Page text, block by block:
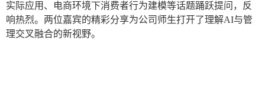
实际应用、电商环境下消费者行为建模等话题踊跃提问，反
响热烈。两位嘉宾的精彩分享为公司师生打开了理解AI与管
理交叉融合的新视野。